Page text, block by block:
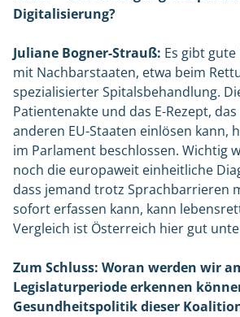
Digitalisierung?
Juliane Bogner-Strauß: Es gibt
mit Nachbarstaaten, etwa beim
spezialisierter Spitalsbehandlung.
Patientenakte und das E-Rezept,
anderen EU-Staaten einlösen kann,
im Parlament beschlossen. Wichtig
noch die europaweit einheitliche
dass jemand trotz Sprachbarrieren
sofort erfassen kann, kann
Vergleich ist Österreich hier gut
Zum Schluss: Woran werden wir
Legislaturperiode erkennen
Gesundheitspolitik dieser